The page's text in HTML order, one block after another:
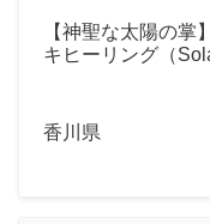
【神聖な太陽の掌
キヒーリング（
香川県